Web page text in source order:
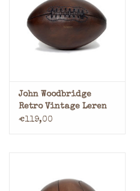
John Woodbridge
Retro Vintage Leren
American Football
€119,00